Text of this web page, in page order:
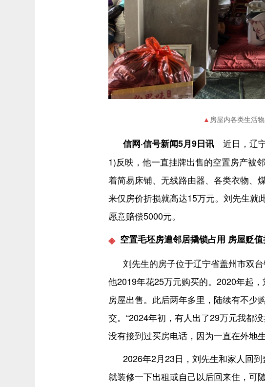
房屋内各类生活
信网·信号新闻5月9日讯 近日，辽
1)反映，他一直挂牌出售的空置房产被
着简易床铺、无线路由器、各类衣物、
来仅房价折损就高达15万元。刘先生就
愿意赔偿5000元。
空置毛坯房遭邻居撬锁占用 房屋贬
刘先生的房子位于辽宁省盖州市双
他2019年花25万元购买的。2020年起
房屋出售。此后两年多里，陆续有不少
交。“2024年初，有人出了29万元我都
没有接到过买房电话，因为一直在外地
2026年2月23日，刘先生和家人回
就装修一下出租或自己以后回来住，可